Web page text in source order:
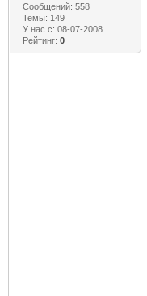
Сообщений: 558
Темы: 149
У нас с: 08-07-2008
Рейтинг: 0